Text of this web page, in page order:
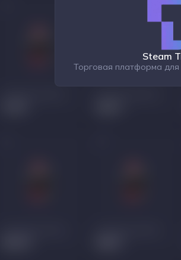
Steam
Торговая платформа для